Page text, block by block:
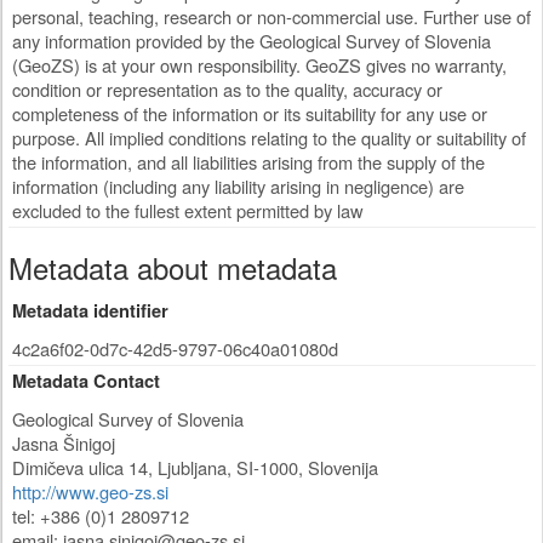
personal, teaching, research or non-commercial use. Further use of
any information provided by the Geological Survey of Slovenia
(GeoZS) is at your own responsibility. GeoZS gives no warranty,
condition or representation as to the quality, accuracy or
completeness of the information or its suitability for any use or
purpose. All implied conditions relating to the quality or suitability of
the information, and all liabilities arising from the supply of the
information (including any liability arising in negligence) are
excluded to the fullest extent permitted by law
Metadata about metadata
Metadata identifier
4c2a6f02-0d7c-42d5-9797-06c40a01080d
Metadata Contact
Geological Survey of Slovenia
Jasna Šinigoj
Dimičeva ulica 14, Ljubljana, SI-1000, Slovenija
http://www.geo-zs.si
tel: +386 (0)1 2809712